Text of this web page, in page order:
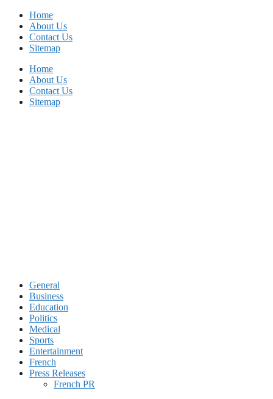
Skip
content
Home
About Us
Contact Us
Sitemap
Home
About Us
Contact Us
Sitemap
General
Business
Education
Politics
Medical
Sports
Entertainment
French
Press Releases
French PR